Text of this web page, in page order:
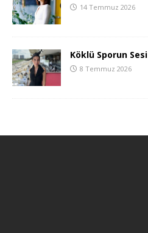
14 Temmuz 2026
Köklü Sporun Sesi
8 Temmuz 2026